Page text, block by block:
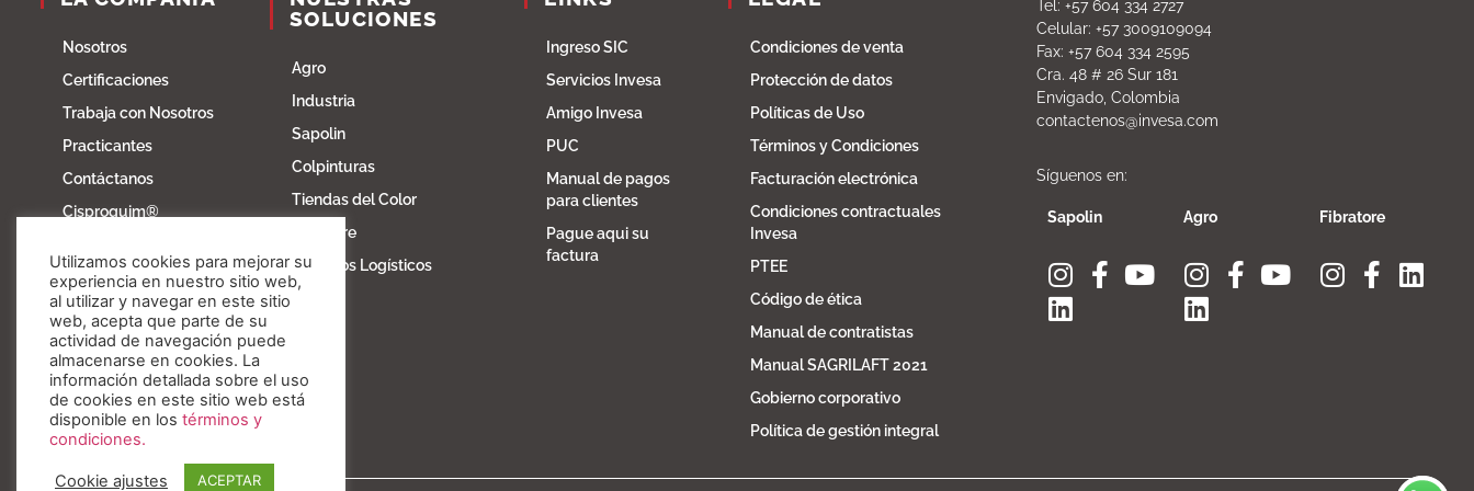
Nosotros
Certificaciones
Trabaja con Nosotros
Practicantes
Contáctanos
Cisproquim®
Blog
Fundación Invesa
Nuestros valores
SOLUCIONES
Agro
Industria
Sapolin
Colpinturas
Tiendas del Color
Fibratore
Servicios Logísticos
Ingreso SIC
Servicios Invesa
Amigo Invesa
PUC
Manual de pagos
para clientes
Pague aqui su
factura
Condiciones de venta
Protección de datos
Políticas de Uso
Términos y Condiciones
Facturación electrónica
Condiciones contractuales
Invesa
PTEE
Código de ética
Manual de contratistas
Manual SAGRILAFT 2021
Gobierno corporativo
Política de gestión integral
Tel: +57 604 334 2727
Celular: +57 3009109094
Fax: +57 604 334 2595
Cra. 48 # 26 Sur 181
Envigado, Colombia
contactenos@invesa.com
Síguenos en:
Sapolin Agro Fibratore
Utilizamos cookies para mejorar su
experiencia en nuestro sitio web,
al utilizar y navegar en este sitio
web, acepta que parte de su
actividad de navegación puede
almacenarse en cookies. La
información detallada sobre el uso
de cookies en este sitio web está
disponible en los términos y
condiciones.
Cookie ajustes ACEPTAR